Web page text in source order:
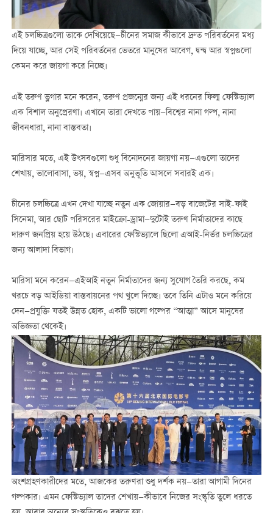
এই চলচ্চিত্রগুলো তাকে দেখিয়েছে—চীনের সমাজ কীভাবে দ্রুত পরিবর্তনের মধ্য
দিয়ে যাচ্ছে, আর সেই পরিবর্তনের ভেতরে মানুষের আবেগ, দ্বন্দ্ব আর স্বপ্নগুলো
কেমন করে জায়গা করে নিচ্ছে।
এই তরুণ ভ্লগার মনে করেন, তরুণ প্রজন্মের জন্য এই ধরনের ফিল্ম ফেস্টিভ্যাল
এক বিশাল অনুপ্রেরণা। এখানে তারা দেখতে পায়—বিশ্বের নানা গল্প, নানা
জীবনধারা, নানা বাস্তবতা।
মারিসার মতে, এই উৎসবগুলো শুধু বিনোদনের জায়গা নয়—এগুলো তাদের
শেখায়, ভালোবাসা, ভয়, স্বপ্ন—এসব অনুভূতি আসলে সবারই এক।
চীনের চলচ্চিত্রে এখন দেখা যাচ্ছে নতুন এক জোয়ার—বড় বাজেটের সাই-ফাই
সিনেমা, আর ছোট পরিসরের মাইক্রো-ড্রামা—দুটোই তরুণ নির্মাতাদের কাছে
দারুণ জনপ্রিয় হয়ে উঠছে। এবারের ফেস্টিভ্যালে ছিলো এআই-নির্ভর চলচ্চিত্রের
জন্য আলাদা বিভাগ।
মারিসা মনে করেন—এইআই নতুন নির্মাতাদের জন্য সুযোগ তৈরি করছে, কম
খরচে বড় আইডিয়া বাস্তবায়নের পথ খুলে দিচ্ছে। তবে তিনি এটাও মনে করিয়ে
দেন—প্রযুক্তি যতই উন্নত হোক, একটি ভালো গল্পের “আত্মা” আসে মানুষের
অভিজ্ঞতা থেকেই।
অংশগ্রহণকারীদের মতে, আজকের তরুণরা শুধু দর্শক নয়—তারা আগামী দিনের
গল্পকার। এমন ফেস্টিভ্যাল তাদের শেখায়—কীভাবে নিজের সংস্কৃতি তুলে ধরতে